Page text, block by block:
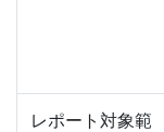
レポート対象範